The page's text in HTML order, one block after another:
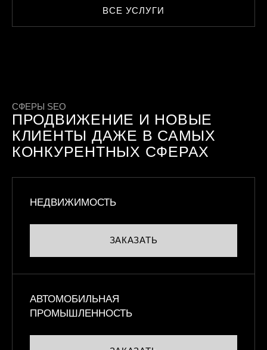
ВСЕ УСЛУГИ
СФЕРЫ SEO
ПРОДВИЖЕНИЕ И НОВЫЕ
КЛИЕНТЫ ДАЖЕ В САМЫХ
КОНКУРЕНТНЫХ СФЕРАХ
НЕДВИЖИМОСТЬ
ЗАКАЗАТЬ
АВТОМОБИЛЬНАЯ
ПРОМЫШЛЕННОСТЬ